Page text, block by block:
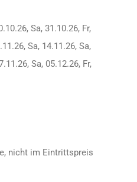
Sa, 31.10.26, Fr,
Sa, 14.11.26, Sa,
Sa, 05.12.26, Fr,
nicht im Eintrittspreis